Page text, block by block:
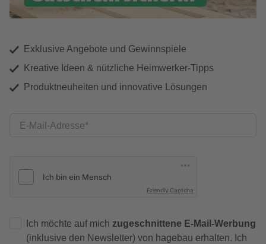
Exklusive Angebote und Gewinnspiele
Kreative Ideen & nützliche Heimwerker-Tipps
Produktneuheiten und innovative Lösungen
E-Mail-Adresse
Friendly Captcha
Ich möchte auf mich zugeschnittene E-Mail-Werbung
(inklusive den Newsletter) von hagebau erhalten. Ich